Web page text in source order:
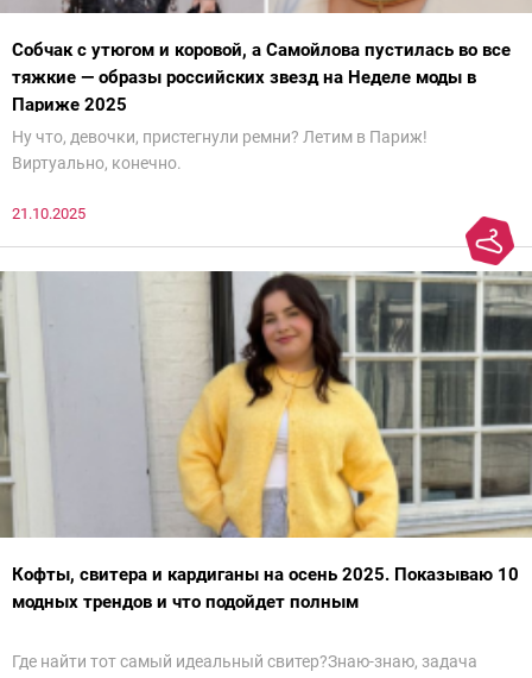
Собчак с утюгом и коровой, а Самойлова пустилась во все
тяжкие — образы российских звезд на Неделе моды в
Париже 2025
Ну что, девочки, пристегнули ремни? Летим в Париж!
Виртуально, конечно.
21.10.2025
Кофты, свитера и кардиганы на осень 2025. Показываю 10
модных трендов и что подойдет полным
Где найти тот самый идеальный свитер?Знаю-знаю, задача